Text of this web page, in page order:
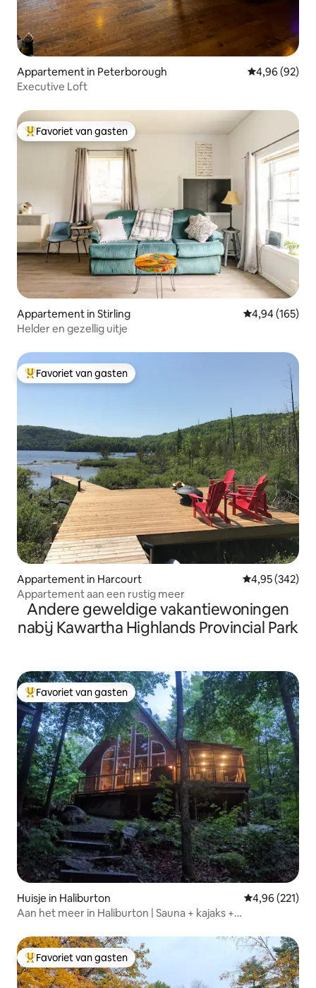
Appartement in Peterborough Gemiddelde
4,96 (92)
Executive Loft
Topfavoriet van gasten
Favoriet van gasten
Appartement in Stirling Gemiddelde
4,94 (165)
Helder en gezellig uitje
Topfavoriet van gasten
Favoriet van gasten
Appartement in Harcourt Gemiddelde
4,95 (342)
Appartement aan een rustig meer
Andere geweldige vakantiewoningen
nabij Kawartha Highlands Provincial Park
Topfavoriet van gasten
Favoriet van gasten
Huisje in Haliburton Gemiddelde
4,96 (221)
Aan het meer in Haliburton | Sauna + kajaks +
Topfavoriet van gasten
Favoriet van gasten